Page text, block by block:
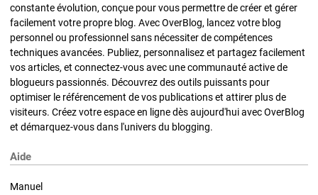
constante évolution, conçue pour vous permettre de créer et gérer
facilement votre propre blog. Avec OverBlog, lancez votre blog
personnel ou professionnel sans nécessiter de compétences
techniques avancées. Publiez, personnalisez et partagez facilement
vos articles, et connectez-vous avec une communauté active de
blogueurs passionnés. Découvrez des outils puissants pour
optimiser le référencement de vos publications et attirer plus de
visiteurs. Créez votre espace en ligne dès aujourd'hui avec OverBlog
et démarquez-vous dans l'univers du blogging.
Aide
Manuel